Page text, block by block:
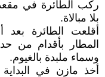
ركب الطائرة في
بلا مبالاة.
أقلعت الطائرة
المطار بأقدام من
وسماء ملبدة بالغيوم.
أخذ مازن في